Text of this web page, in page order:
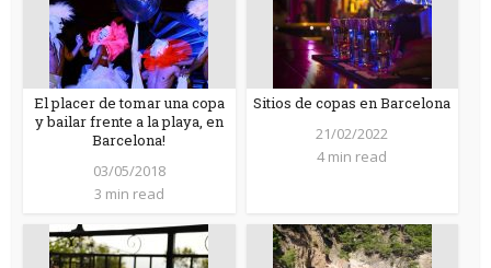
El placer de tomar una copa
y bailar frente a la playa, en
Barcelona!
03/05/2018
3 min read
Sitios de copas en Barcelona
21/02/2022
4 min read